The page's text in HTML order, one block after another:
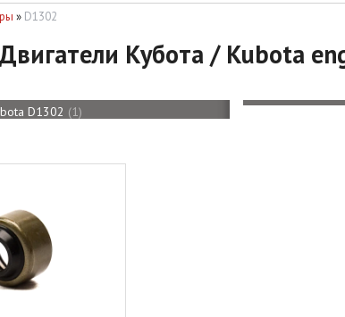
» D1302
Кубота / Kubota
D1302 1